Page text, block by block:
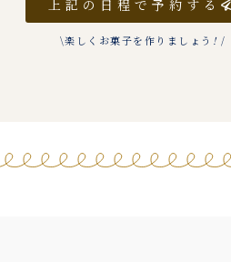
上記の日程で予約する
\楽しくお菓子を作りましょう !/